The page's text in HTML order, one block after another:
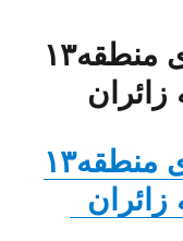
آمادگی کامل شهرداری منطقه۱۳
آمادگی کامل شهرداری منطقه۱۳